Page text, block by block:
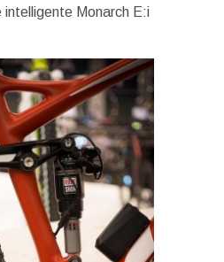
intelligente Monarch E:i